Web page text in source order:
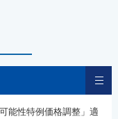
能性特例価格調整」適